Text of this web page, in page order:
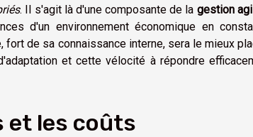
. Il s'agit là d'une composante de la gestion
d'un environnement économique en
de sa connaissance interne, sera le mieux
et cette vélocité à répondre
et les coûts